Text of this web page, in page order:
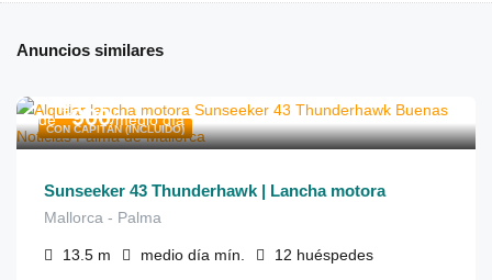
Anuncios similares
CON CAPITÁN (INCLUIDO)
de
€900/medio día
Sunseeker 43 Thunderhawk | Lancha motora
Mallorca - Palma
13.5 m medio día mín. 12 huéspedes